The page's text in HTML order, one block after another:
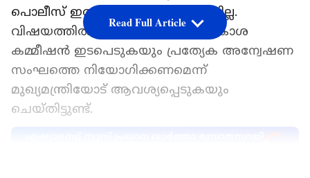
പൊലീസ് ഇതുവരെ കേസെടുത്തിട്ടില്ല.
വിഷയത്തിൽ കർണാടക ബാലാവകാശ
കമ്മീഷൻ ഇടപെടുകയും പ്രത്യേക അന്വേഷണ
സംഘത്തെ നിയോഗിക്കണമെന്ന്
മുഖ്യമന്ത്രിയോട് ആവശ്യപ്പെടുകയും
ചെയ്തിട്ടുണ്ട്.
Read Full Article